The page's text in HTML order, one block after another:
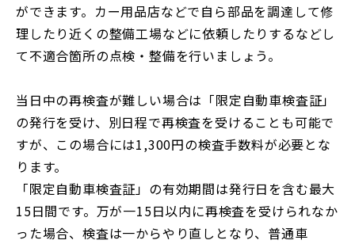
ができます。カー用品店などで自ら部品を調達して修
理したり近くの整備工場などに依頼したりするなどし
て不適合箇所の点検・整備を行いましょう。
当日中の再検査が難しい場合は「限定自動車検査証」
の発行を受け、別日程で再検査を受けることも可能で
すが、この場合には1,300円の検査手数料が必要とな
ります。
「限定自動車検査証」の有効期間は発行日を含む最大
15日間です。万が一15日以内に再検査を受けられなか
った場合、検査は一からやり直しとなり、普通車